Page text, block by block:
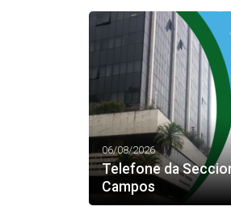
06/08/2026
Telefone da
Campos